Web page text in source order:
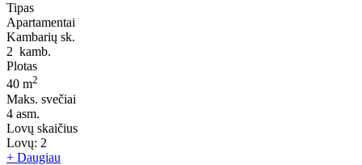
Tipas
Apartamentai
Kambarių sk.
2 kamb.
Plotas
40 m2
Maks. svečiai
4 asm.
Lovų skaičius
Lovų: 2
+ Daugiau